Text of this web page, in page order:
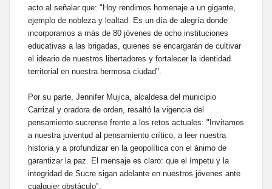
acto al señalar que: "Hoy rendimos homenaje a un gigante,
ejemplo de nobleza y lealtad. Es un día de alegría donde
incorporamos a más de 80 jóvenes de ocho instituciones
educativas a las brigadas, quienes se encargarán de cultivar
el ideario de nuestros libertadores y fortalecer la identidad
territorial en nuestra hermosa ciudad".
Por su parte, Jennifer Mujica, alcaldesa del municipio
Carrizal y oradora de orden, resaltó la vigencia del
pensamiento sucrense frente a los retos actuales: "Invitamos
a nuestra juventud al pensamiento crítico, a leer nuestra
historia y a profundizar en la geopolítica con el ánimo de
garantizar la paz. El mensaje es claro: que el ímpetu y la
integridad de Sucre sigan adelante en nuestros jóvenes ante
cualquier obstáculo".